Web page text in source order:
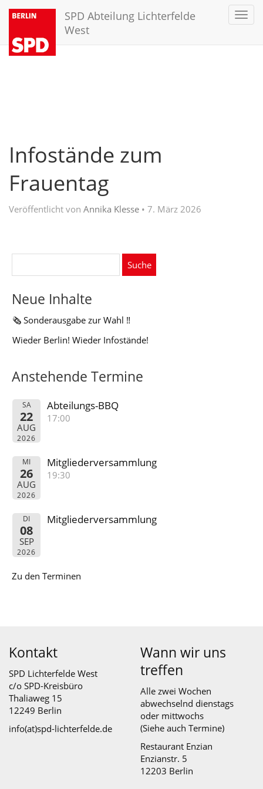
SPD Abteilung Lichterfelde
West
Infostände zum
Frauentag
Veröffentlicht von Annika Klesse • 7. März 2026
Neue Inhalte
🗞️ Sonderausgabe zur Wahl ‼️
Wieder Berlin! Wieder Infostände!
Anstehende Termine
SA
22
AUG
2026
Abteilungs-BBQ
17:00
MI
26
AUG
2026
Mitgliederversammlung
19:30
DI
08
SEP
2026
Mitgliederversammlung
Zu den Terminen
Kontakt
SPD Lichterfelde West
c/o SPD-Kreisbüro
Thaliaweg 15
12249 Berlin
info(at)spd-lichterfelde.de
Wann wir uns
treffen
Alle zwei Wochen
abwechselnd dienstags
oder mittwochs
(Siehe auch Termine)
Restaurant Enzian
Enzianstr. 5
12203 Berlin